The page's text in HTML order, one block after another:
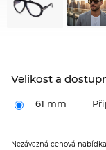
Velikost a
61 mm
Nezávazná cenová nabídka